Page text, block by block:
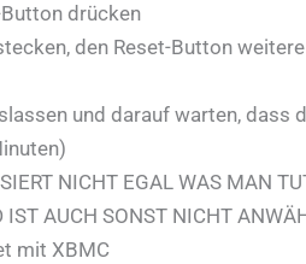
drücken
den Reset-Button
und darauf warten, dass
NICHT EGAL WAS MAN
IST AUCH SONST NICHT
mit XBMC